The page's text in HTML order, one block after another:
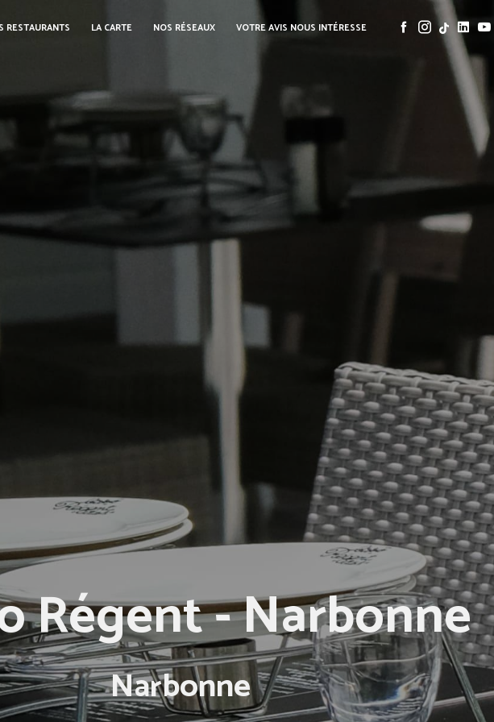
RESTAURANTS LA CARTE NOS RÉSEAUX VOTRE AVIS NOUS INTÉRESSE
Régent - Narbonne
Narbonne